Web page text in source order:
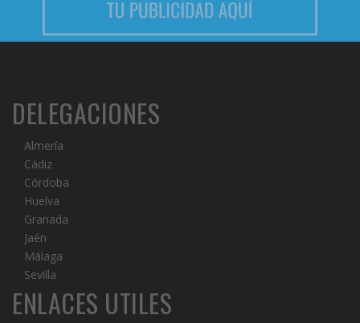
DELEGACIONES
Almería
Cádiz
Córdoba
Huelva
Granada
Jaén
Málaga
Sevilla
ENLACES UTILES